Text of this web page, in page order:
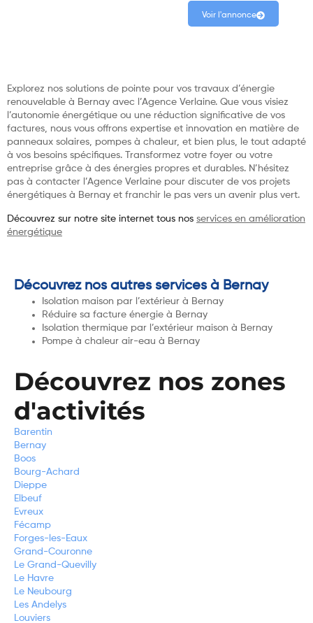
Voir l'annonce
Explorez nos solutions de pointe pour vos travaux d’énergie
renouvelable à Bernay avec l’Agence Verlaine. Que vous visiez
l’autonomie énergétique ou une réduction significative de vos
factures, nous vous offrons expertise et innovation en matière de
panneaux solaires, pompes à chaleur, et bien plus, le tout adapté
à vos besoins spécifiques. Transformez votre foyer ou votre
entreprise grâce à des énergies propres et durables. N’hésitez
pas à contacter l’Agence Verlaine pour discuter de vos projets
énergétiques à Bernay et franchir le pas vers un avenir plus vert.
Découvrez sur notre site internet tous nos services en amélioration
énergétique
Découvrez nos autres services à Bernay
Isolation maison par l’extérieur à Bernay
Réduire sa facture énergie à Bernay
Isolation thermique par l’extérieur maison à Bernay
Pompe à chaleur air-eau à Bernay
Découvrez nos zones
d'activités
Barentin
Bernay
Boos
Bourg-Achard
Dieppe
Elbeuf
Evreux
Fécamp
Forges-les-Eaux
Grand-Couronne
Le Grand-Quevilly
Le Havre
Le Neubourg
Les Andelys
Louviers